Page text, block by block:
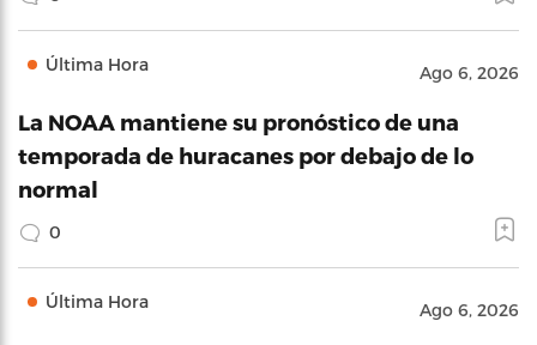
Última Hora Ago 6, 2026
La NOAA mantiene su pronóstico de una
temporada de huracanes por debajo de lo
normal
0
Última Hora Ago 6, 2026